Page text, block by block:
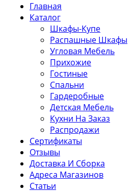
Главная
Каталог
Шкафы-Купе
Распашные Шкафы
Угловая Мебель
Прихожие
Гостиные
Спальни
Гардеробные
Детская Мебель
Кухни На Заказ
Распродажи
Сертификаты
Отзывы
Доставка И Сборка
Адреса Магазинов
Статьи